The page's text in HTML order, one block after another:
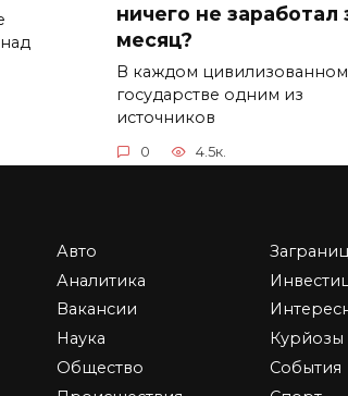
ничего не заработал
месяц?
В каждом цивилизованном
государстве одним из
источников
0 4.5к.
Британские
компании и
включил в черный список
Авто
Аналитика
Вакансии
Наука
Общество
Курйозы
События